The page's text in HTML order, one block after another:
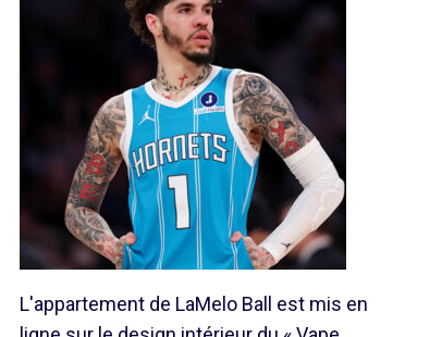
L'appartement de LaMelo Ball est mis en